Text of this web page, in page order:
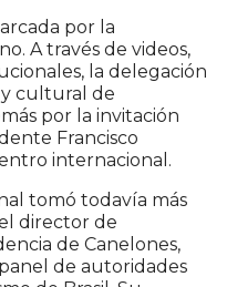
por la
A través de videos,
la delegación
cultural de
por la invitación
Francisco
internacional.
tomó todavía más
director de
de Canelones,
de autoridades